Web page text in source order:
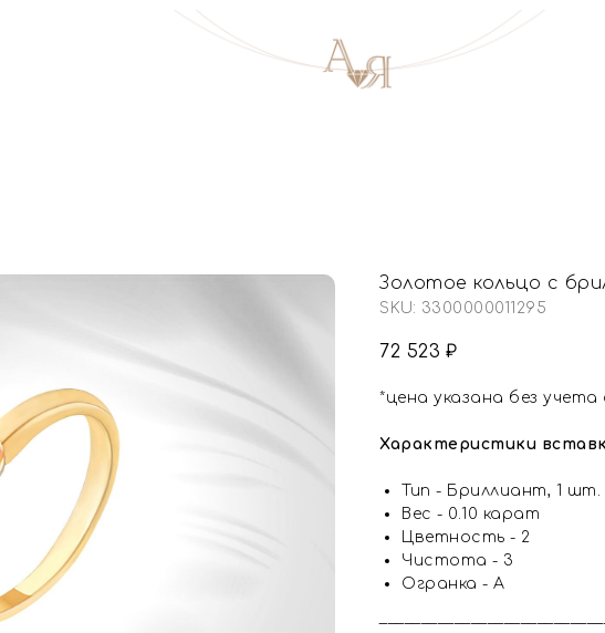
Золотое кольцо с
SKU: 3300000011295
72 523 ₽
*цена указана без учета
Характеристики
Тип - Бриллиант, 1 шт.
Вес - 0.10 карат
Цветность - 2
Чистота - 3
Огранка - А